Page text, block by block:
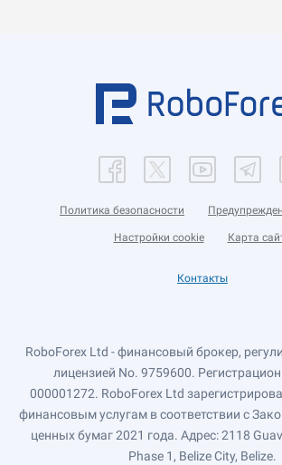
Политика безопасности
Настройки cookie Карта
Контакты
RoboForex Ltd - финансовый брокер,
лицензией No. 9759600.
000001272. RoboForex Ltd
финансовым услугам в соответствии с
ценных бумаг 2021 года. Адрес: 2118
Phase 1, Belize City, Belize.